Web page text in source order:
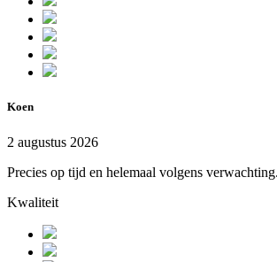
Koen
2 augustus 2026
Precies op tijd en helemaal volgens verwachting.
Kwaliteit